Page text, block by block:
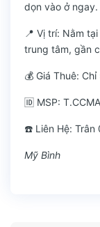
dọn vào ở ngay.
📍 Vị trí: Nằm
trung tâm, gần
💰 Giá Thuê:
🆔 MSP:
☎️ Liên Hệ:
Mỹ Bình